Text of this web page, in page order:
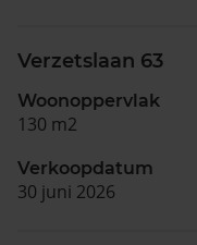
Verzetslaan 63
Woonoppervlak
130 m2
Verkoopdatum
30 juni 2026